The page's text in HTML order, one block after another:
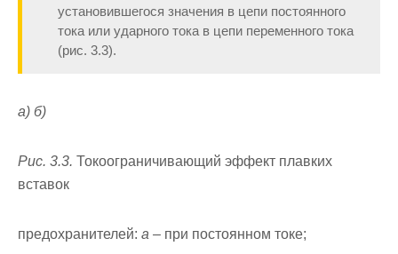
установившегося значения в цепи постоянного
тока или ударного тока в цепи переменного тока
(рис. 3.3).
а) б)
Рис. 3.3. Токоограничивающий эффект плавких
вставок
предохранителей: а – при постоянном токе;